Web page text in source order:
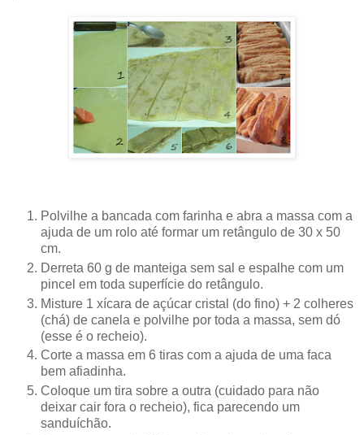
Polvilhe a bancada com farinha e abra a massa com a
ajuda de um rolo até formar um retângulo de 30 x 50
cm.
Derreta 60 g de manteiga sem sal e espalhe com um
pincel em toda superfície do retângulo.
Misture 1 xícara de açúcar cristal (do fino) + 2 colheres
(chá) de canela e polvilhe por toda a massa, sem dó
(esse é o recheio).
Corte a massa em 6 tiras com a ajuda de uma faca
bem afiadinha.
Coloque um tira sobre a outra (cuidado para não
deixar cair fora o recheio), fica parecendo um
sanduíchão.